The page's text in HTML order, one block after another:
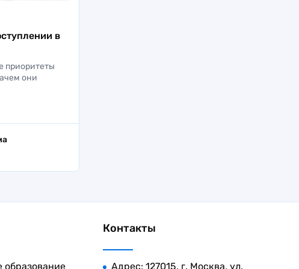
в
приоритеты
они
образование
Контакты
Адрес: 127015, г. Москва, ул.